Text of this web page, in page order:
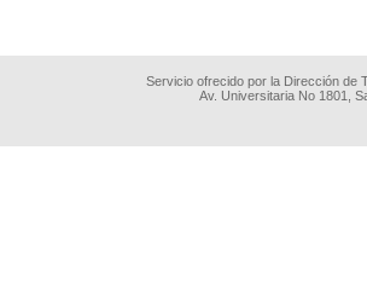
Servicio ofrecido por la Dirección de
Av. Universitaria No 1801,